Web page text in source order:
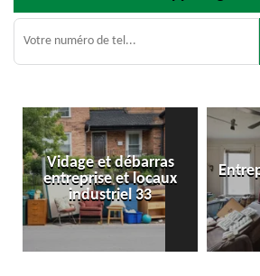
Entreprise de débarras
33